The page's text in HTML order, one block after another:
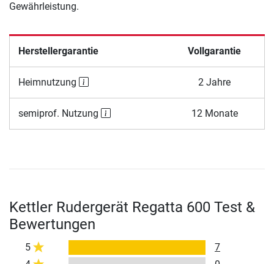
Gewährleistung.
Herstellergarantie Vollgarantie
Heimnutzung 2 Jahre
semiprof. Nutzung 12 Monate
Kettler Rudergerät Regatta 600 Test &
Bewertungen
5
7